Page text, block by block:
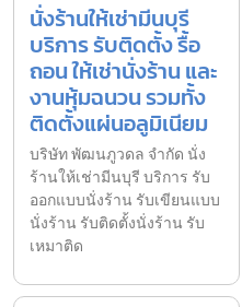
นั่งร้านให้เช่ามีนบุรี
บริการ รับติดตั้ง รื้อ
ถอน ให้เช่านั่งร้าน และ
งานหุ้มฉนวน รวมทั้ง
ติดตั้งแผ่นอลูมิเนียม
บริษัท พัฒนภูวดล จำกัด นั่ง
ร้านให้เช่ามีนบุรี บริการ รับ
ออกแบบนั่งร้าน รับเขียนแบบ
นั่งร้าน รับติดตั้งนั่งร้าน รับ
เหมาติด